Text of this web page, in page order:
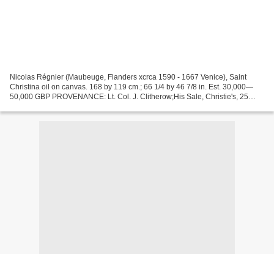
Nicolas Régnier (Maubeuge, Flanders xcrca 1590 - 1667 Venice), Saint
Christina oil on canvas. 168 by 119 cm.; 66 1/4 by 46 7/8 in. Est. 30,000—
50,000 GBP PROVENANCE: Lt. Col. J. Clitherow;His Sale, Christie's, 25